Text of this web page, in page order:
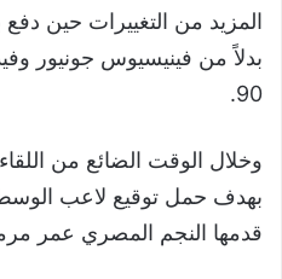
المزيد من التغييرات حين دفع
بدلاً من فينيسيوس جونيور
90.
وخلال الوقت الضائع من
بهدف حمل توقيع لاعب
قدمها النجم المصري عمر